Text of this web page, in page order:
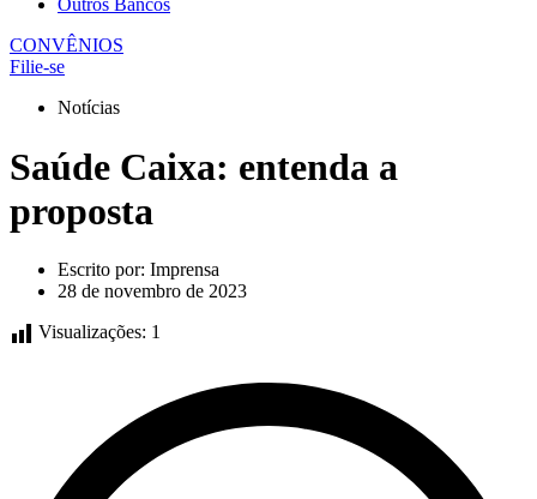
Outros Bancos
CONVÊNIOS
Filie-se
Notícias
Saúde Caixa: entenda a
proposta
Escrito por: Imprensa
28 de novembro de 2023
Visualizações: 1